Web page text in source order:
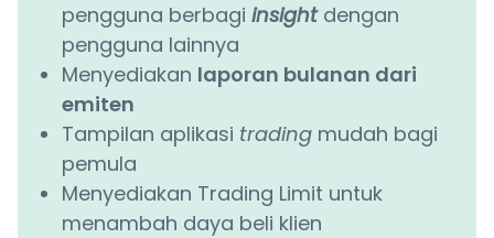
pengguna berbagi insightdengan
pengguna lainnya
Menyediakan laporan bulanan dari
emiten
Tampilan aplikasi trading mudah bagi
pemula
Menyediakan Trading Limit untuk
menambah daya beli klien